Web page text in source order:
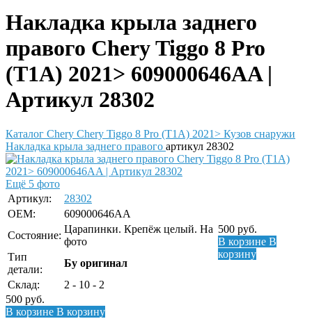
Накладка крыла заднего
правого Chery Tiggo 8 Pro
(T1A) 2021> 609000646AA |
Артикул 28302
Каталог Chery Chery Tiggo 8 Pro (T1A) 2021> Кузов снаружи
Накладка крыла заднего правого артикул 28302
Ещё 5 фото
Артикул:
28302
500 руб.
В корзине В
корзину
OEM:
609000646AA
Состояние:
Царапинки. Крепёж целый. На
фото
Тип
детали:
Бу оригинал
Склад:
2 - 10 - 2
500 руб.
В корзине В корзину